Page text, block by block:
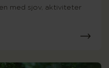
med sjov, aktiviteter